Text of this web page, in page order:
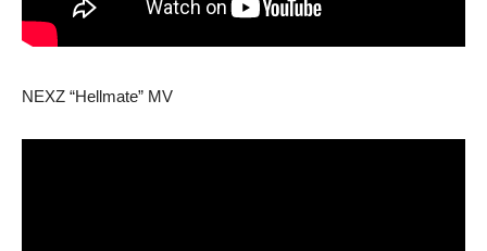
NEXZ “Hellmate” MV